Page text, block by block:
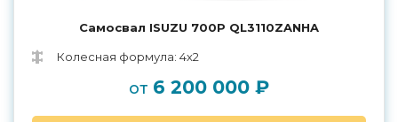
Самосвал ISUZU 700P QL3110ZANHA
Колесная формула: 4х2
от 6 200 000 ₽